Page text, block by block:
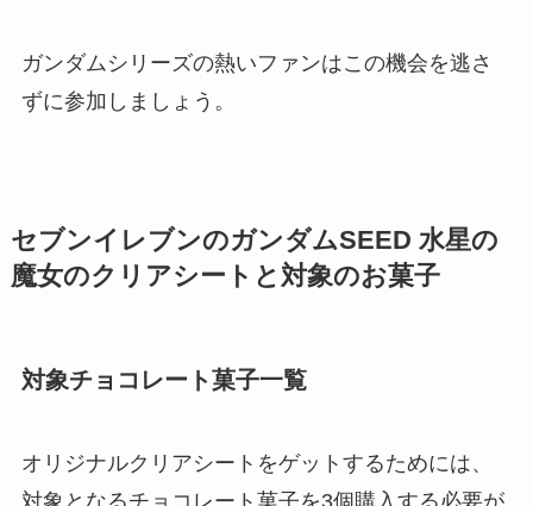
ガンダムシリーズの熱いファンはこの機会を逃さ
ずに参加しましょう。
セブンイレブンのガンダムSEED 水星の
魔女のクリアシートと対象のお菓子
対象チョコレート菓子一覧
オリジナルクリアシートをゲットするためには、
対象となるチョコレート菓子を3個購入する必要が